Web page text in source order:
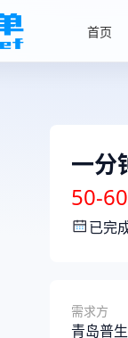
首页
一分
50-
已完
需求方
青岛普